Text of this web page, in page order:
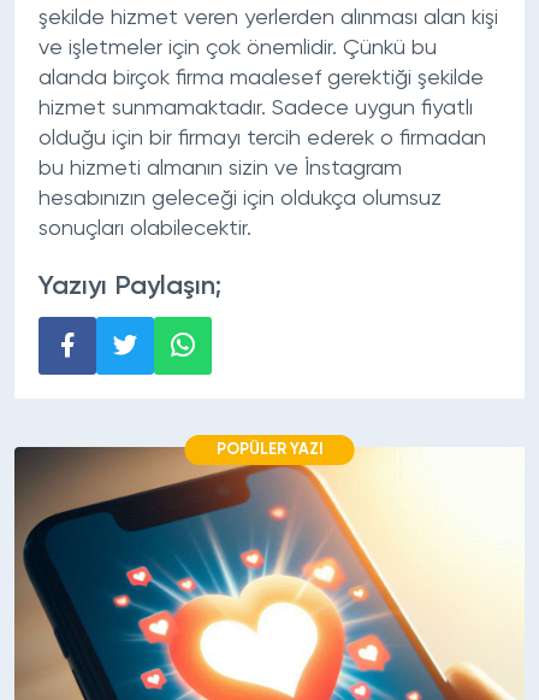
şekilde hizmet veren yerlerden alınması alan kişi
ve işletmeler için çok önemlidir. Çünkü bu
alanda birçok firma maalesef gerektiği şekilde
hizmet sunmamaktadır. Sadece uygun fiyatlı
olduğu için bir firmayı tercih ederek o firmadan
bu hizmeti almanın sizin ve İnstagram
hesabınızın geleceği için oldukça olumsuz
sonuçları olabilecektir.
Yazıyı Paylaşın;
POPÜLER YAZI